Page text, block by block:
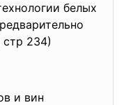
белых
234)
и вин